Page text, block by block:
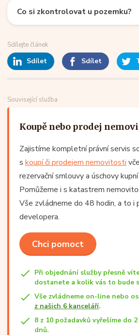
Co si zkontrolovat u pozemku?
Sdílejte článek
Sdílet Sdílet
Související služba
Koupě nebo prodej
Zajistíme kompletní právní servis
s koupí či prodejem nemovitosti
rezervační smlouvy a úschovy kupní
Pomůžeme i s katastrem
Vše zvládneme do 48 hodin, a to i
developera.
Chci pomoct
Při objednání služby přesně
dostanete a kolik vás to bude
Vše zvládneme on-line nebo
z našich 6 kanceláří.
8 z 10 požadavků vyřešíme do
dnů.